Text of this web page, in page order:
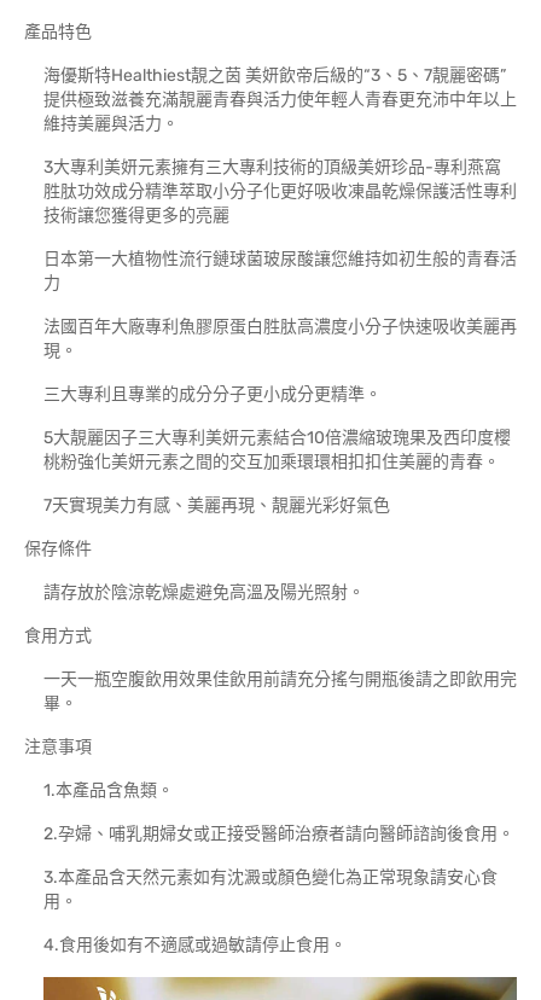
產品特色
海優斯特Healthiest靚之茵 美妍飲帝后級的“3、5、7靚麗密碼”
提供極致滋養充滿靚麗青春與活力使年輕人青春更充沛中年以上
維持美麗與活力。
3大專利美妍元素擁有三大專利技術的頂級美妍珍品-專利燕窩
胜肽功效成分精準萃取小分子化更好吸收凍晶乾燥保護活性專利
技術讓您獲得更多的亮麗
日本第一大植物性流行鏈球菌玻尿酸讓您維持如初生般的青春活
力
法國百年大廠專利魚膠原蛋白胜肽高濃度小分子快速吸收美麗再
現。
三大專利且專業的成分分子更小成分更精準。
5大靚麗因子三大專利美妍元素結合10倍濃縮玻瑰果及西印度櫻
桃粉強化美妍元素之間的交互加乘環環相扣扣住美麗的青春。
7天實現美力有感、美麗再現、靚麗光彩好氣色
保存條件
請存放於陰涼乾燥處避免高溫及陽光照射。
食用方式
一天一瓶空腹飲用效果佳飲用前請充分搖勻開瓶後請之即飲用完
畢。
注意事項
1.本產品含魚類。
2.孕婦、哺乳期婦女或正接受醫師治療者請向醫師諮詢後食用。
3.本產品含天然元素如有沈澱或顏色變化為正常現象請安心食
用。
4.食用後如有不適感或過敏請停止食用。